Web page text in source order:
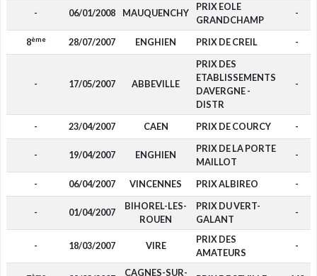
- 06/01/2008 MAUQUENCHY
PRIX EOLE
GRANDCHAMP
-
8ème 28/07/2007 ENGHIEN PRIX DE CREIL -
- 17/05/2007 ABBEVILLE
PRIX DES
ETABLISSEMENTS
DAVERGNE -
DISTR
-
- 23/04/2007 CAEN PRIX DE COURCY -
- 19/04/2007 ENGHIEN
PRIX DE LA PORTE
MAILLOT
-
- 06/04/2007 VINCENNES PRIX ALBIREO -
- 01/04/2007
BIHOREL-LES-
ROUEN
PRIX DU VERT-
GALANT
-
- 18/03/2007 VIRE
PRIX DES
AMATEURS
-
CAGNES-SUR-